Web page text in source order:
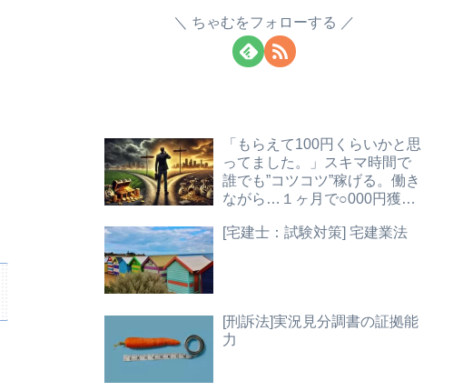
ちゃむをフォローする
「もらえて100円くらいかと思
ってました。」スキマ時間で
誰でも”コツコツ”稼げる。働き
ながら…１ヶ月で○000円獲
[宅建士：試験対策] 宅建業法
[刑訴法]実況見分調書の証拠能
力